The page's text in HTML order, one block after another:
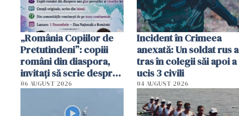
„România Copiilor de
Pretutindeni”: copiii
români din diaspora,
invitați să scrie despre
România într-un volum
06 AUGUST 2026
Incident în Crimeea
anexată: Un soldat rus a
tras în colegii săi apoi a
ucis 3 civili
04 AUGUST 2026